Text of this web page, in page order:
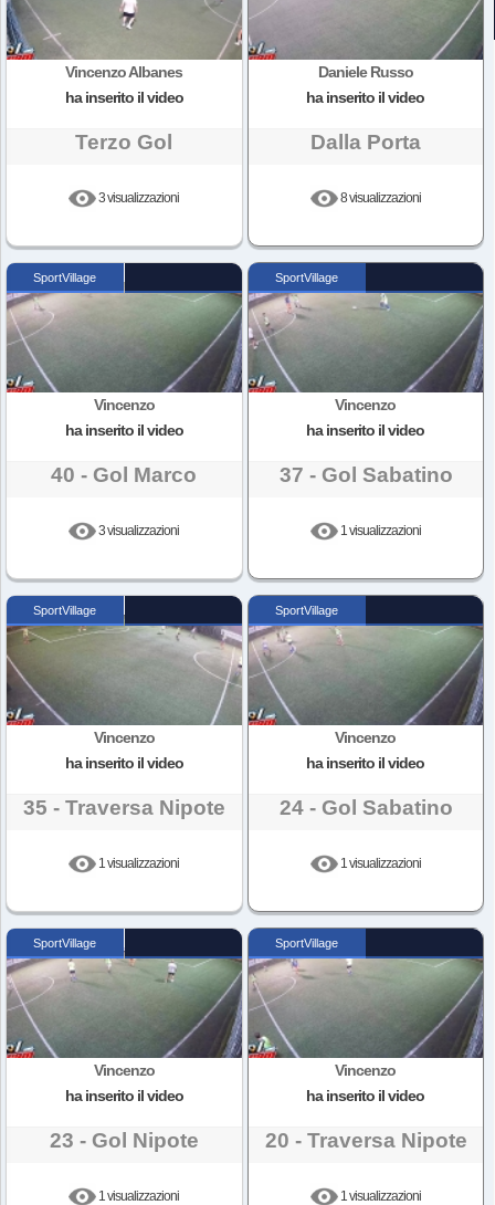
Vincenzo Albanes
ha inserito il video
Terzo Gol
3 visualizzazioni
Daniele Russo
ha inserito il video
Dalla Porta
8 visualizzazioni
SportVillage
Vincenzo
ha inserito il video
40 - Gol Marco
3 visualizzazioni
SportVillage
Vincenzo
ha inserito il video
37 - Gol Sabatino
1 visualizzazioni
SportVillage
Vincenzo
ha inserito il video
35 - Traversa Nipote
1 visualizzazioni
SportVillage
Vincenzo
ha inserito il video
24 - Gol Sabatino
1 visualizzazioni
SportVillage
Vincenzo
ha inserito il video
23 - Gol Nipote
1 visualizzazioni
SportVillage
Vincenzo
ha inserito il video
20 - Traversa Nipote
1 visualizzazioni